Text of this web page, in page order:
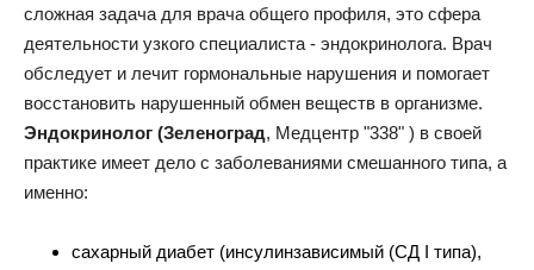
сложная задача для врача общего профиля, это сфера
деятельности узкого специалиста - эндокринолога. Врач
обследует и лечит гормональные нарушения и помогает
восстановить нарушенный обмен веществ в организме.
Эндокринолог (Зеленоград, Медцентр "338" ) в своей
практике имеет дело с заболеваниями смешанного типа, а
именно:
сахарный диабет (инсулинзависимый (СД I типа),